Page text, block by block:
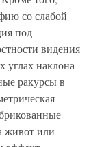
со слабой
под
видения
углах наклона
ракурсы в
живот или